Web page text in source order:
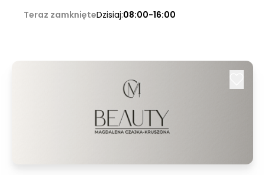
Teraz zamknięteDzisiaj:08:00-16:00